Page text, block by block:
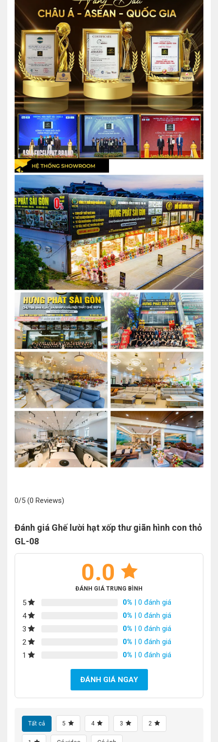
0/5 (0 Reviews)
Đánh giá Ghế lười hạt xốp thư giãn hình con thỏ
GL-08
0.0
ĐÁNH GIÁ TRUNG BÌNH
5 0% | 0 đánh giá
4
0% | 0 đánh giá
3
0% | 0 đánh giá
2
0% | 0 đánh giá
1
0% | 0 đánh giá
ĐÁNH GIÁ NGAY
Tất cả 5 4 3 2